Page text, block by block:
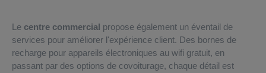
Le centre commercial propose également un éventail de
services pour améliorer l'expérience client. Des bornes de
recharge pour appareils électroniques au wifi gratuit, en
passant par des options de covoiturage, chaque détail est